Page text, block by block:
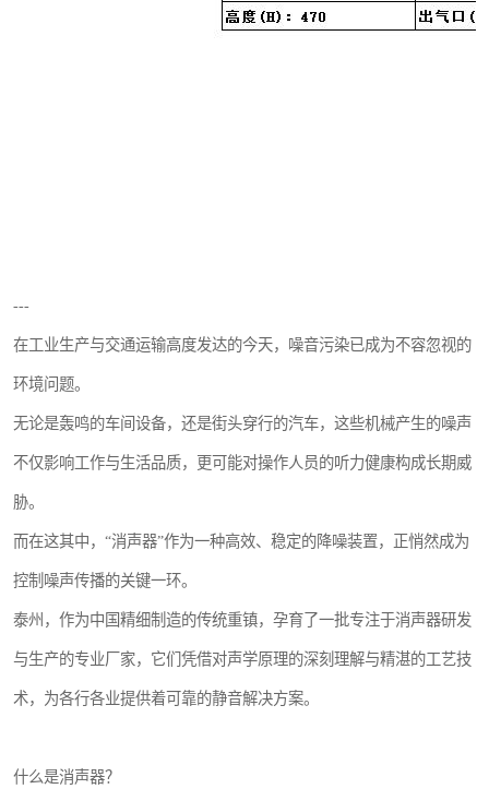
---
在工业生产与交通运输高度发达的今天，噪音污染已成为不容忽视的
环境问题。
无论是轰鸣的车间设备，还是街头穿行的汽车，这些机械产生的噪声
不仅影响工作与生活品质，更可能对操作人员的听力健康构成长期威
胁。
而在这其中，“消声器”作为一种高效、稳定的降噪装置，正悄然成为
控制噪声传播的关键一环。
泰州，作为中国精细制造的传统重镇，孕育了一批专注于消声器研发
与生产的专业厂家，它们凭借对声学原理的深刻理解与精湛的工艺技
术，为各行各业提供着可靠的静音解决方案。
什么是消声器？